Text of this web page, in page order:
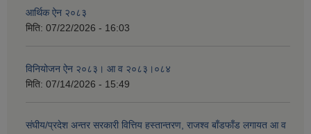
आर्थिक ऐन २०८३
मिति: 07/22/2026 - 16:03
विनियोजन ऐन २०८३। आ व २०८३।०८४
मिति: 07/14/2026 - 15:49
संघीय/प्रदेश अन्तर सरकारी वित्तिय हस्तान्तरण, राजश्व बाँडफाँड लगायत आ व